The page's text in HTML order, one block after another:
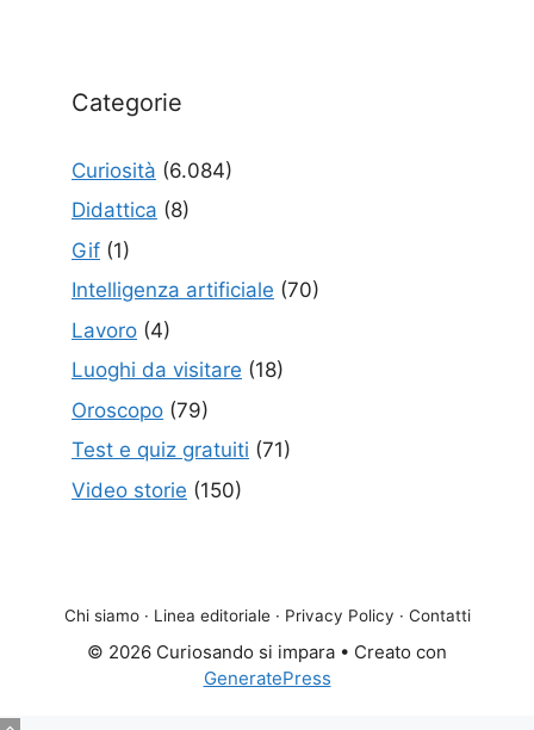
Categorie
Curiosità (6.084)
Didattica (8)
Gif (1)
Intelligenza artificiale (70)
Lavoro (4)
Luoghi da visitare (18)
Oroscopo (79)
Test e quiz gratuiti (71)
Video storie (150)
Chi siamo · Linea editoriale · Privacy Policy · Contatti
© 2026 Curiosando si impara • Creato con
GeneratePress